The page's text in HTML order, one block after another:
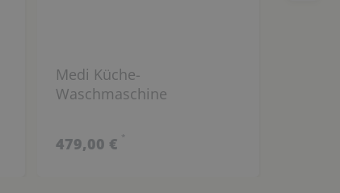
Medi Küche-
Waschmaschine
479,00 € *